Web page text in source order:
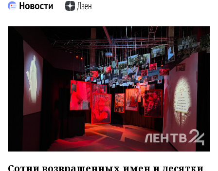
Сотни возвращенных имен и десятки